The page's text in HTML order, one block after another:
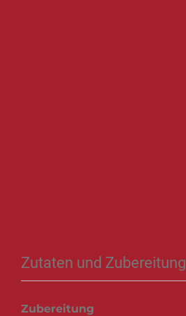
Zutaten und Zubereitung
Zubereitung